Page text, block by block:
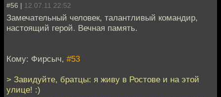
#56 | 12.07.11 22:52
Замечательный человек, талантливый командир,
настоящий герой. Вечная память.
Кому: Фирсыч, #53
> Завидуйте, братцы: я живу в Ростове и на этой
улице! :)